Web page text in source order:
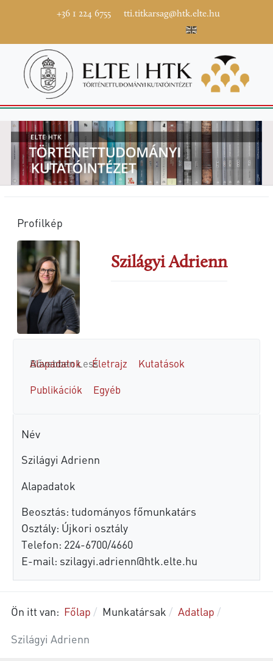
+36 1 224 6755 tti.titkarsag@htk.elte.hu
Profilkép
Szilágyi Adrienn
Alapadatok Életrajz
Kutatások
Publikációk
Egyéb
BővebbenLess
Név
Szilágyi Adrienn
Alapadatok
Beosztás: tudományos főmunkatárs
Osztály: Újkori osztály
Telefon: 224-6700/4660
E-mail: szilagyi.adrienn@htk.elte.hu
Ön itt van: Főlap Munkatársak
Adatlap
Szilágyi Adrienn